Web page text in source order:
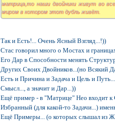
матрица,то наши двойники живут во
миром в котором этот дубль живёт.
Так и Есть!... Очень Ясный Взгляд...!))
Стас говорил много о Мостах и
Его Дар в Способности менять
Других Своих Двойников...(но Всякий
Есть и Причина и Задача и Цель и
Смысл..., а значит и Дар...))
Ещё пример - в "Матрице" Нео входит к
Избранный (для какой-то Задачи...)
Ещё Примеры... (о которых слышал из